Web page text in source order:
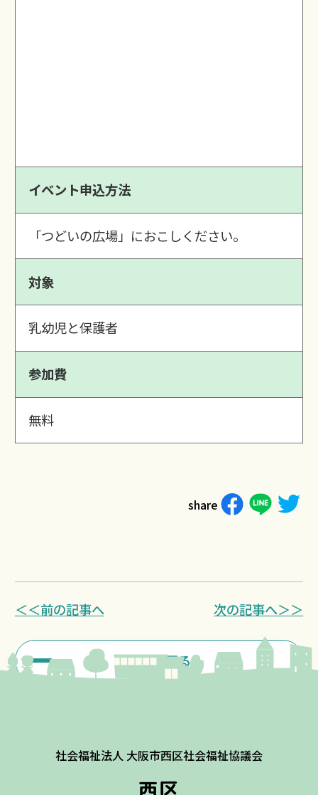
イベント申込方法
「つどいの広場」におこしください。
対象
乳幼児と保護者
参加費
無料
share
＜＜前の記事へ
一覧に戻る
次の記事へ＞＞
社会福祉法人 大阪市西区社会福祉協議会